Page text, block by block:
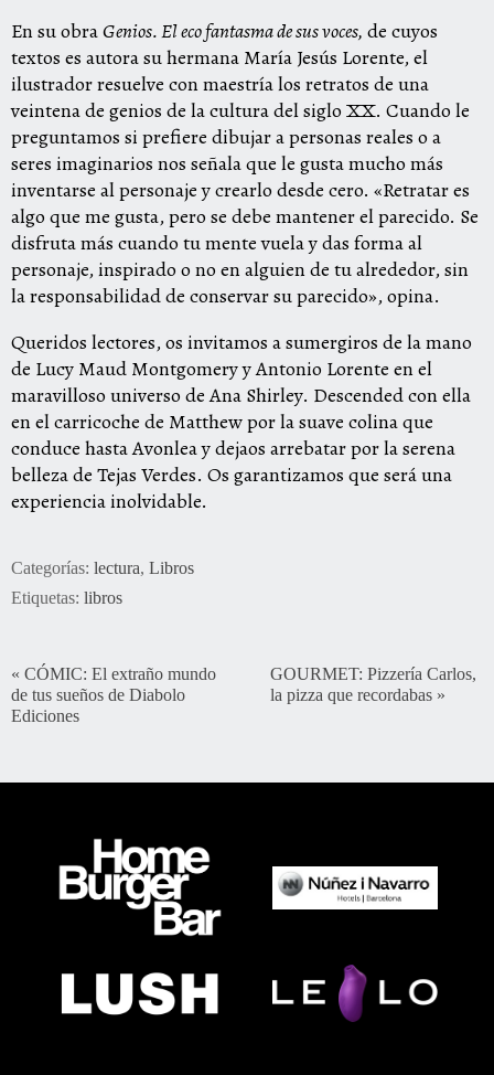
En su obraGenios. El eco fantasma de sus voces, de cuyos
textos es autora su hermana María Jesús Lorente, el
ilustrador resuelve con maestría los retratos de una
veintena de genios de la cultura del siglo XX. Cuando le
preguntamos si prefiere dibujar a personas reales o a
seres imaginarios nos señala que le gusta mucho más
inventarse al personaje y crearlo desde cero. «Retratar es
algo que me gusta, pero se debe mantener el parecido. Se
disfruta más cuando tu mente vuela y das forma al
personaje, inspirado o no en alguien de tu alrededor, sin
la responsabilidad de conservar su parecido», opina.
Queridos lectores, os invitamos a sumergiros de la mano
de Lucy Maud Montgomery y Antonio Lorente en el
maravilloso universo de Ana Shirley. Descended con ella
en el carricoche de Matthew por la suave colina que
conduce hasta Avonlea y dejaos arrebatar por la serena
belleza de Tejas Verdes. Os garantizamos que será una
experiencia inolvidable.
Categorías: lectura, Libros
Etiquetas: libros
« CÓMIC: El extraño mundo
de tus sueños de Diabolo
Ediciones
GOURMET: Pizzería Carlos,
la pizza que recordabas »